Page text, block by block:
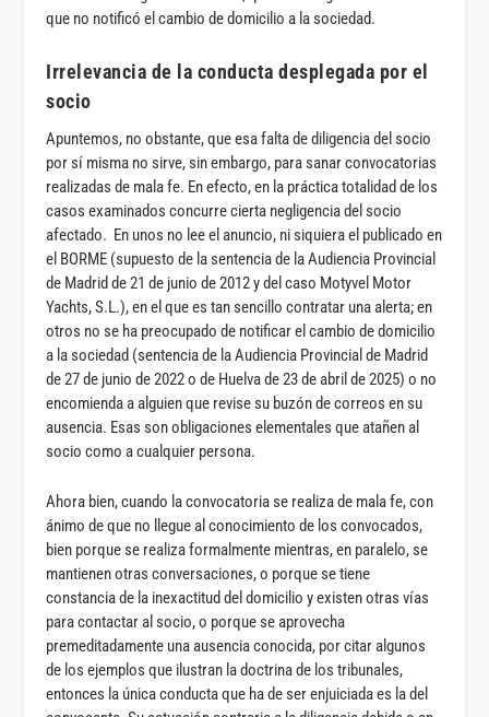
que no notificó el cambio de domicilio a la sociedad.
Irrelevancia de la conducta desplegada por el
socio
Apuntemos, no obstante, que esa falta de diligencia del socio
por sí misma no sirve, sin embargo, para sanar convocatorias
realizadas de mala fe. En efecto, en la práctica totalidad de los
casos examinados concurre cierta negligencia del socio
afectado. En unos no lee el anuncio, ni siquiera el publicado en
el BORME (supuesto de la sentencia de la Audiencia Provincial
de Madrid de 21 de junio de 2012 y del caso Motyvel Motor
Yachts, S.L.), en el que es tan sencillo contratar una alerta; en
otros no se ha preocupado de notificar el cambio de domicilio
a la sociedad (sentencia de la Audiencia Provincial de Madrid
de 27 de junio de 2022 o de Huelva de 23 de abril de 2025) o no
encomienda a alguien que revise su buzón de correos en su
ausencia. Esas son obligaciones elementales que atañen al
socio como a cualquier persona.
Ahora bien, cuando la convocatoria se realiza de mala fe, con
ánimo de que no llegue al conocimiento de los convocados,
bien porque se realiza formalmente mientras, en paralelo, se
mantienen otras conversaciones, o porque se tiene
constancia de la inexactitud del domicilio y existen otras vías
para contactar al socio, o porque se aprovecha
premeditadamente una ausencia conocida, por citar algunos
de los ejemplos que ilustran la doctrina de los tribunales,
entonces la única conducta que ha de ser enjuiciada es la del